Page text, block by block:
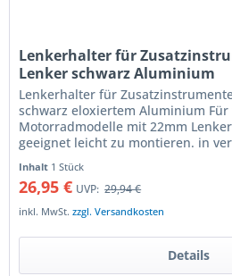
Lenkerhalter für
Lenker schwarz Aluminium
Lenkerhalter für
schwarz eloxiertem Aluminium
Motorradmodelle mit 22mm
geeignet leicht zu montieren. in
Inhalt 1 Stück
26,95 € UVP: 29,94 €
inkl. MwSt.zzgl. Versandkosten
Details